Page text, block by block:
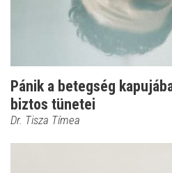
Pánik a betegség
biztos tünetei
Dr. Tisza Tímea